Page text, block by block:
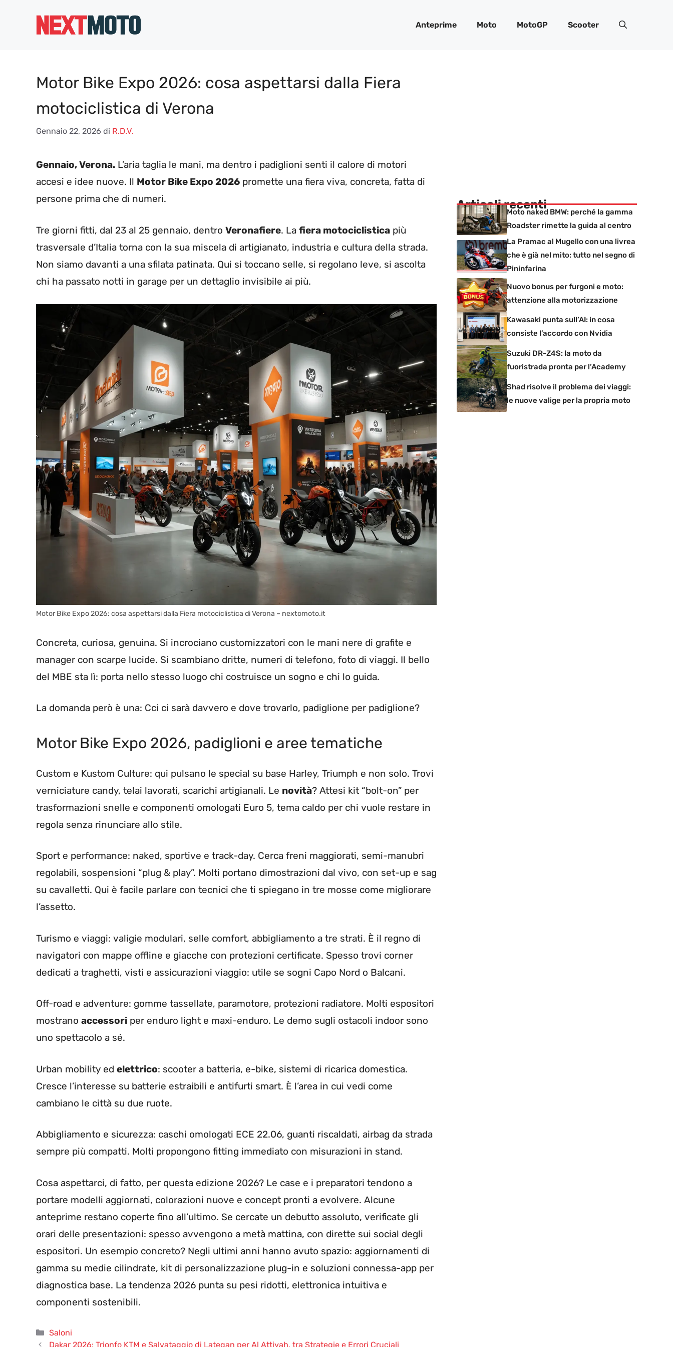
Anteprime Moto MotoGP Scooter
Motor Bike Expo 2026: cosa aspettarsi dalla Fiera
motociclistica di Verona
Gennaio 22, 2026 di R.D.V.
Gennaio, Verona. L’aria taglia le mani, ma dentro i padiglioni senti il calore di motori
accesi e idee nuove. Il Motor Bike Expo 2026 promette una fiera viva, concreta, fatta di
persone prima che di numeri.
Tre giorni fitti, dal 23 al 25 gennaio, dentro Veronafiere. La fiera motociclistica più
trasversale d’Italia torna con la sua miscela di artigianato, industria e cultura della strada.
Non siamo davanti a una sfilata patinata. Qui si toccano selle, si regolano leve, si ascolta
chi ha passato notti in garage per un dettaglio invisibile ai più.
Motor Bike Expo 2026: cosa aspettarsi dalla Fiera motociclistica di Verona – nextomoto.it
Concreta, curiosa, genuina. Si incrociano customizzatori con le mani nere di grafite e
manager con scarpe lucide. Si scambiano dritte, numeri di telefono, foto di viaggi. Il bello
del MBE sta lì: porta nello stesso luogo chi costruisce un sogno e chi lo guida.
La domanda però è una: Cci ci sarà davvero e dove trovarlo, padiglione per padiglione?
Motor Bike Expo 2026, padiglioni e aree tematiche
Custom e Kustom Culture: qui pulsano le special su base Harley, Triumph e non solo. Trovi
verniciature candy, telai lavorati, scarichi artigianali. Le novità? Attesi kit “bolt-on” per
trasformazioni snelle e componenti omologati Euro 5, tema caldo per chi vuole restare in
regola senza rinunciare allo stile.
Sport e performance: naked, sportive e track-day. Cerca freni maggiorati, semi-manubri
regolabili, sospensioni “plug & play”. Molti portano dimostrazioni dal vivo, con set-up e sag
su cavalletti. Qui è facile parlare con tecnici che ti spiegano in tre mosse come migliorare
l’assetto.
Turismo e viaggi: valigie modulari, selle comfort, abbigliamento a tre strati. È il regno di
navigatori con mappe offline e giacche con protezioni certificate. Spesso trovi corner
dedicati a traghetti, visti e assicurazioni viaggio: utile se sogni Capo Nord o Balcani.
Off-road e adventure: gomme tassellate, paramotore, protezioni radiatore. Molti espositori
mostrano accessori per enduro light e maxi-enduro. Le demo sugli ostacoli indoor sono
uno spettacolo a sé.
Urban mobility ed elettrico: scooter a batteria, e-bike, sistemi di ricarica domestica.
Cresce l’interesse su batterie estraibili e antifurti smart. È l’area in cui vedi come
cambiano le città su due ruote.
Abbigliamento e sicurezza: caschi omologati ECE 22.06, guanti riscaldati, airbag da strada
sempre più compatti. Molti propongono fitting immediato con misurazioni in stand.
Cosa aspettarci, di fatto, per questa edizione 2026? Le case e i preparatori tendono a
portare modelli aggiornati, colorazioni nuove e concept pronti a evolvere. Alcune
anteprime restano coperte fino all’ultimo. Se cercate un debutto assoluto, verificate gli
orari delle presentazioni: spesso avvengono a metà mattina, con dirette sui social degli
espositori. Un esempio concreto? Negli ultimi anni hanno avuto spazio: aggiornamenti di
gamma su medie cilindrate, kit di personalizzazione plug-in e soluzioni connessa-app per
diagnostica base. La tendenza 2026 punta su pesi ridotti, elettronica intuitiva e
componenti sostenibili.
Categorie
Saloni
Dakar 2026: Trionfo KTM e Salvataggio di Lategan per Al Attiyah, tra Strategie e Errori Cruciali
Articoli recenti
Moto naked BMW: perché la gamma
Roadster rimette la guida al centro
La Pramac al Mugello con una livrea
che è già nel mito: tutto nel segno di
Pininfarina
Nuovo bonus per furgoni e moto:
attenzione alla motorizzazione
Kawasaki punta sull’AI: in cosa
consiste l’accordo con Nvidia
Suzuki DR-Z4S: la moto da
fuoristrada pronta per l’Academy
Shad risolve il problema dei viaggi:
le nuove valige per la propria moto